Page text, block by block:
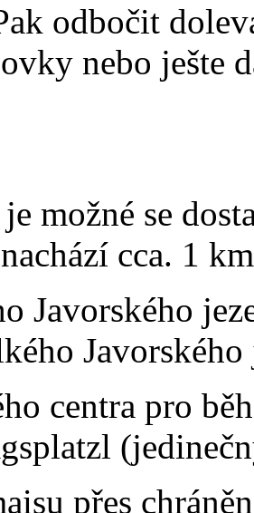
odbočit
nebo ješte
možné se
cca. 1
Javorského
centra pro
přes